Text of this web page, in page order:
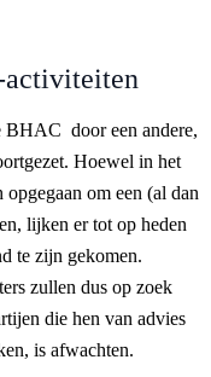
activiteiten
BHAC door een andere,
Hoewel in het
om een (al dan
lijken er tot op heden
te zijn gekomen.
zullen dus op zoek
die hen van advies
is afwachten.